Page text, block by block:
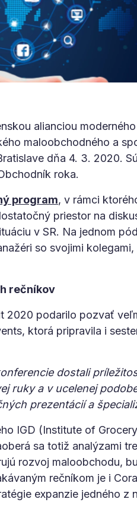
alianciou
maloobchodného a
dňa 4. 3. 2020.
roka.
program, v rámci
priestor na
v SR. Na jednom
so svojimi
rečníkov
2020 podarilo pozvať
ktorá pripravila i
dostali
ruky a v ucelenej
prezentácií a
IGD (Institute of
sa totiž analýzami
rozvoj maloobchodu,
rečníkom je i
expanzie jedného z